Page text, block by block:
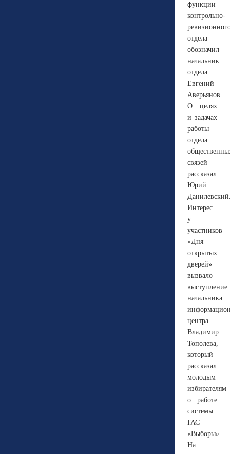
функции
контрольно-
отдела
обозначил
начальник
отдела
Евгений
Аверьянов.
О целях
и задачах
работы
отдела
связей
рассказал
Юрий
Интерес
у
участников
«Дня
открытых
дверей»
вызвало
выступление
начальника
центра
Владимир
Тополева,
который
рассказал
молодым
избирателям
о работе
системы
ГАС
«Выборы».
На